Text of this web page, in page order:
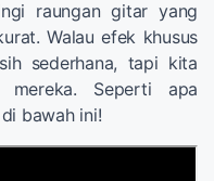
raungan gitar yang
Walau efek khusus
sederhana, tapi kita
mereka. Seperti apa
bawah ini!